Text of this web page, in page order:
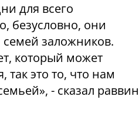
для всего
безусловно, они
заложников.
который может
так это то, что нам
- сказал раввин